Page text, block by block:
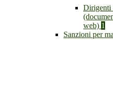
Dirigenti
web) 1
Sanzioni per